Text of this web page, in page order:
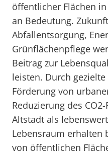
öffentlicher Flächen
an Bedeutung.
Abfallentsorgung,
Grünflächenpflege
Beitrag zur
leisten. Durch
Förderung von
Reduzierung des
Altstadt als
Lebensraum erhalten
von öffentlichen